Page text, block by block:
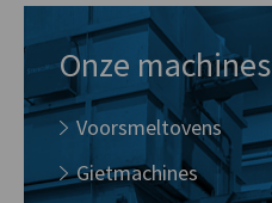
Onze machines
Voorsmeltovens
Gietmachines